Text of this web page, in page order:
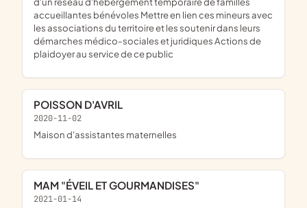
accueillantes bénévoles Mettre en lien ces mineurs avec
les associations du territoire et les soutenir dans leurs
démarches médico-sociales et juridiques Actions de
plaidoyer au service de ce public
POISSON D'AVRIL
2020-11-02
maison d'assistantes maternelles
MAM "ÉVEIL ET GOURMANDISES"
2021-01-14